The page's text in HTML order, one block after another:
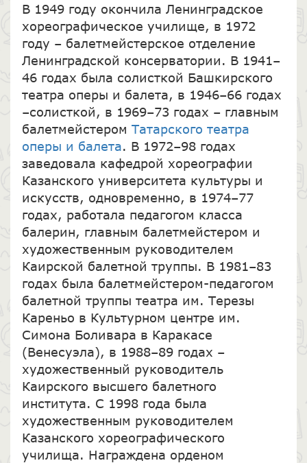
В 1949 году окончила Ленинградское
хореографическое училище, в 1972
году – балетмейстерское отделение
Ленинградской консерватории. В 1941–
46 годах была солисткой Башкирского
театра оперы и балета, в 1946–66 годах
–солисткой, в 1969–73 годах – главным
балетмейстером Татарского театра
оперы и балета. В 1972–98 годах
заведовала кафедрой хореографии
Казанского университета культуры и
искусств, одновременно, в 1974–77
годах, работала педагогом класса
балерин, главным балетмейстером и
художественным руководителем
Каирской балетной труппы. В 1981–83
годах была балетмейстером-педагогом
балетной труппы театра им. Терезы
Кареньо в Культурном центре им.
Симона Боливара в Каракасе
(Венесуэла), в 1988–89 годах –
художественный руководитель
Каирского высшего балетного
института. С 1998 года была
художественным руководителем
Казанского хореографического
училища. Награждена орденом